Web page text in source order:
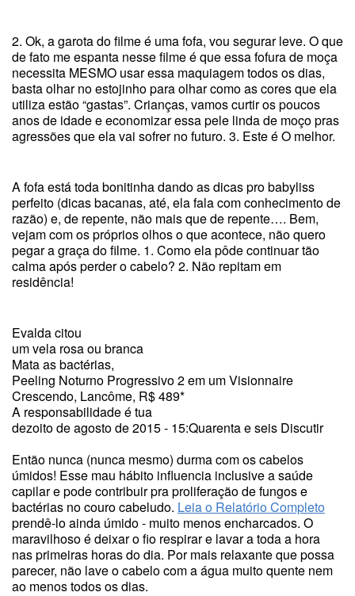
2. Ok, a garota do filme é uma fofa, vou segurar leve. O que
de fato me espanta nesse filme é que essa fofura de moça
necessita MESMO usar essa maquiagem todos os dias,
basta olhar no estojinho para olhar como as cores que ela
utiliza estão “gastas”. Crianças, vamos curtir os poucos
anos de idade e economizar essa pele linda de moço pras
agressões que ela vai sofrer no futuro. 3. Este é O melhor.
A fofa está toda bonitinha dando as dicas pro babyliss
perfeito (dicas bacanas, até, ela fala com conhecimento de
razão) e, de repente, não mais que de repente…. Bem,
vejam com os próprios olhos o que acontece, não quero
pegar a graça do filme. 1. Como ela pôde continuar tão
calma após perder o cabelo? 2. Não repitam em
residência!
Evalda citou
um vela rosa ou branca
Mata as bactérias,
Peeling Noturno Progressivo 2 em um Visionnaire
Crescendo, Lancôme, R$ 489*
A responsabilidade é tua
dezoito de agosto de 2015 - 15:Quarenta e seis Discutir
Então nunca (nunca mesmo) durma com os cabelos
úmidos! Esse mau hábito influencia inclusive a saúde
capilar e pode contribuir pra proliferação de fungos e
bactérias no couro cabeludo. Leia o Relatório Completo
prendê-lo ainda úmido - muito menos encharcados. O
maravilhoso é deixar o fio respirar e lavar a toda a hora
nas primeiras horas do dia. Por mais relaxante que possa
parecer, não lave o cabelo com a água muito quente nem
ao menos todos os dias.